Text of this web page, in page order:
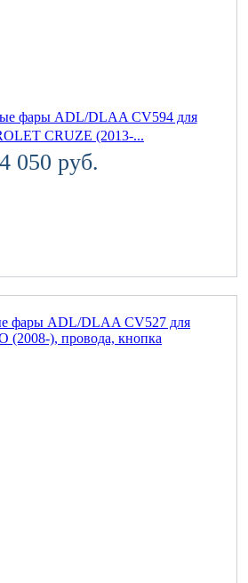
фары ADL/DLAA CV594 для
CRUZE (2013-...
4 050 руб.